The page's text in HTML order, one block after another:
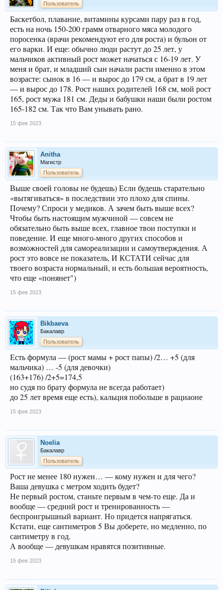
Пользователь
Баскетбол, плавание, витамины курсами пару раз в год,
есть на ночь 150-200 грамм отварного мяса молодого
поросенка (врачи рекомендуют его для роста) и бульон от
его варки. И еще: обычно люди растут до 25 лет, у
мальчиков активный рост может начаться с 16-19 лет. У
меня и брат, и младший сын начали расти именно в этом
возрасте: сынок в 16 — и вырос до 179 см, а брат в 19 лет
— и вырос до 178. Рост наших родителей 168 см, мой рост
165, рост мужа 181 см. Деды и бабушки наши были ростом
165-182 см. Так что Вам унывать рано.
15 фев 2023
Anitha
Магистр
Пользователь
Выше своей головы не будешь) Если будешь старательно
«вытягиваться» в последствии это плохо для спины.
Почему? Спроси у медиков. А зачем быть выше всех?
Чтобы быть настоящим мужчиной — совсем не
обязательно быть выше всех, главное твои поступки и
поведение. И еще много-много других способов и
возможностей для самореализации и самоутверждения. А
рост это вовсе не показатель, И КСТАТИ сейчас для
твоего возраста нормальный, и есть большая вероятность,
что еще «понянет")
15 фев 2023
Bikbaeva
Бакалавр
Пользователь
Есть формула — (рост мамы + рост папы) /2… +5 (для
мальчика) … -5 (для девочки)
(163+176) /2+5=174,5
но судя по брату формула не всегда работает)
до 25 лет время еще есть), кальция побольше в рациаоне
15 фев 2023
Noelia
Бакалавр
Пользователь
Рост не менее 180 нужен… — кому нужен и для чего?
Ваша девушка с метром ходить будет?
Не первый ростом, станьте первым в чем-то еще. Да и
вообще — средний рост и тренированность —
беспроигрышный вариант. Но придется напрягаться.
Кстати, еще сантиметров 5 Вы доберете, но медленно, по
сантиметру в год.
А вообще — девушкам нравятся позитивные.
15 фев 2023